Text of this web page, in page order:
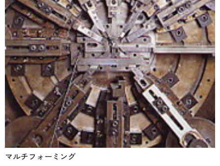
マルチフォーミング